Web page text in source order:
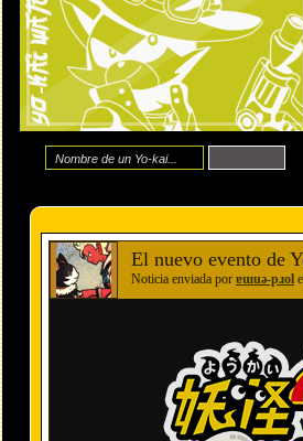
El nuevo evento de
Noticia enviada por ɐɯuǝ-pɹol